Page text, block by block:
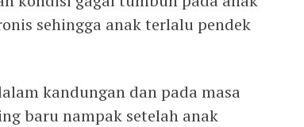
sehingga anak terlalu pendek
kandungan dan pada masa
baru nampak setelah anak